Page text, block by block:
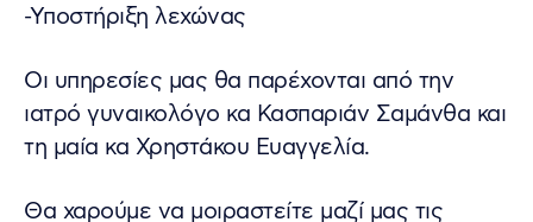
-Υποστήριξη λεχώνας
Οι υπηρεσίες μας θα παρέχονται από την
ιατρό γυναικολόγο κα Κασπαριάν Σαμάνθα και
τη μαία κα Χρηστάκου Ευαγγελία.
Θα χαρούμε να μοιραστείτε μαζί μας τις